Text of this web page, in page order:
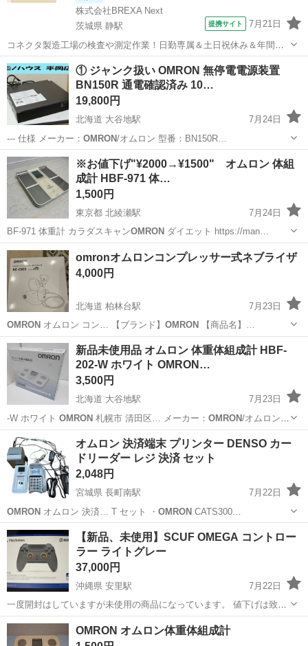
株式会社BREXA Next
茨城県 静駅
提携サイト 7月21日
コネクタ製造工場の検査や測定作業！日勤専属＆土日祝休み＆年間休
日128日★クリーンルーム内作業★マイカー通勤OK＆無料駐車場あり
★就業先食堂利用可！日払い制度あり！《茨城県常陸大宮市》 人気の
工場のお仕事 ◇コネクタ製造工...
茨城 常陸大宮市 静駅
① ジャンク扱い OMRON 無停電電源装置
BN150R 通電確認済み 10…
19,800円
北海道 大谷地駅
7月24日
--- 仕様 メーカー： OMRON /オムロン 型番：BN150R…
北海道 札幌市 大谷地駅
※お値下げ"¥2000→¥1500" オムロン 体組
成計 HBF-971 体…
1,500円
東京都 北綾瀬駅
7月24日
BF-971 体重計 カラダスキャンOMRON ダイエット https://man…
東京 足立区 HBF
omronオムロンコンプレッサー式ネブライザ
4,000円
北海道 柏林台駅
7月23日
OMRON
オムロン コン… 【ブランド】 OMRON 【商品名】…
北海道 河東郡 柏林台駅 コンプレッサー
新品未使用品 オムロン 体重体組成計 HBF-
202-W ホワイト OMRON…
3,500円
北海道 大谷地駅
7月23日
-W ホワイト OMRON 札幌市 清田区… メーカー： OMRON/オムロン
…北海道 大谷地駅 その他 HBF
オムロン 決済端末 プリンター DENSO カー
ドリーダー レジ 決済 セット
2,048円
宮城県 長町南駅
7月22日
OMRON
オムロン 決済… T セット ・ OMRONCATS300…
宮城 仙台市 長町南駅 周辺機器
【新品、未使用】SCUF OMEGA コントロー
ラー ライトグレー
37,000円
沖縄県 安里駅
7月22日
一度開封はしていますが未使用の商品になっています。 値下げは致し
かねますご了承ください 説明 ・PS5コンソール向けに設計：
PlayStation5公式ライセンス取得済みの高性能コントローラー。簡単な
沖縄 那覇市 テレビゲーム
OMRON オムロン体重体組成計